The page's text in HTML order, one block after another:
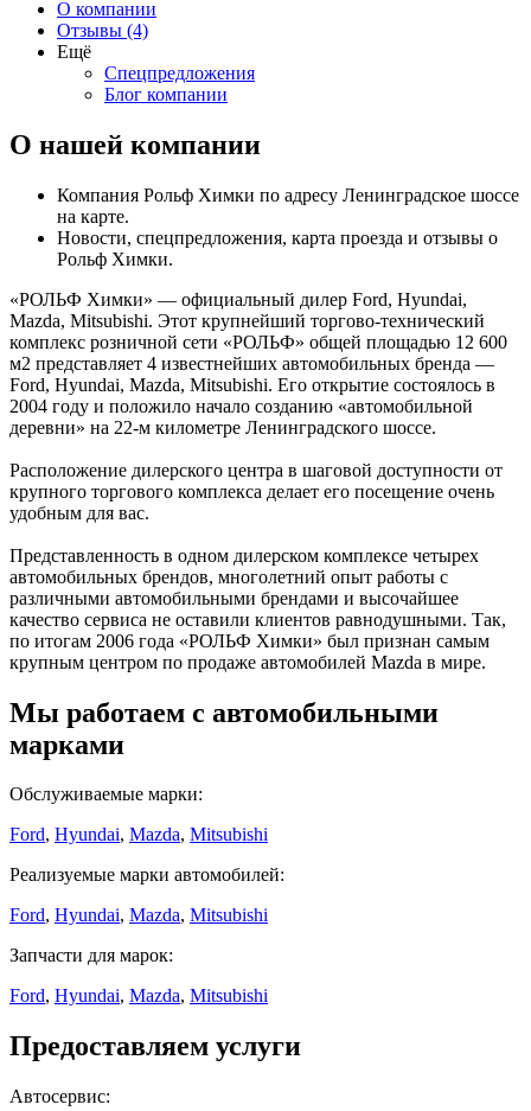
О компании
Отзывы (4)
Ещё
Спецпредложения
Блог компании
О нашей компании
Компания Рольф Химки по адресу Ленинградское шоссе
на карте.
Новости, спецпредложения, карта проезда и отзывы о
Рольф Химки.
«РОЛЬФ Химки» — официальный дилер Ford, Hyundai,
Mazda, Mitsubishi. Этот крупнейший торгово-технический
комплекс розничной сети «РОЛЬФ» общей площадью 12 600
м2 представляет 4 известнейших автомобильных бренда —
Ford, Hyundai, Mazda, Mitsubishi. Его открытие состоялось в
2004 году и положило начало созданию «автомобильной
деревни» на 22-м километре Ленинградского шоссе.
Расположение дилерского центра в шаговой доступности от
крупного торгового комплекса делает его посещение очень
удобным для вас.
Представленность в одном дилерском комплексе четырех
автомобильных брендов, многолетний опыт работы с
различными автомобильными брендами и высочайшее
качество сервиса не оставили клиентов равнодушными. Так,
по итогам 2006 года «РОЛЬФ Химки» был признан самым
крупным центром по продаже автомобилей Mazda в мире.
Мы работаем с автомобильными
марками
Обслуживаемые марки:
Ford, Hyundai, Mazda, Mitsubishi
Реализуемые марки автомобилей:
Ford, Hyundai, Mazda, Mitsubishi
Запчасти для марок:
Ford, Hyundai, Mazda, Mitsubishi
Предоставляем услуги
Автосервис: